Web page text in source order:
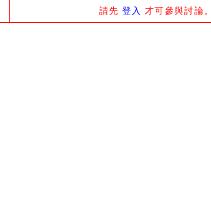
請先 登入 才可參與討論。